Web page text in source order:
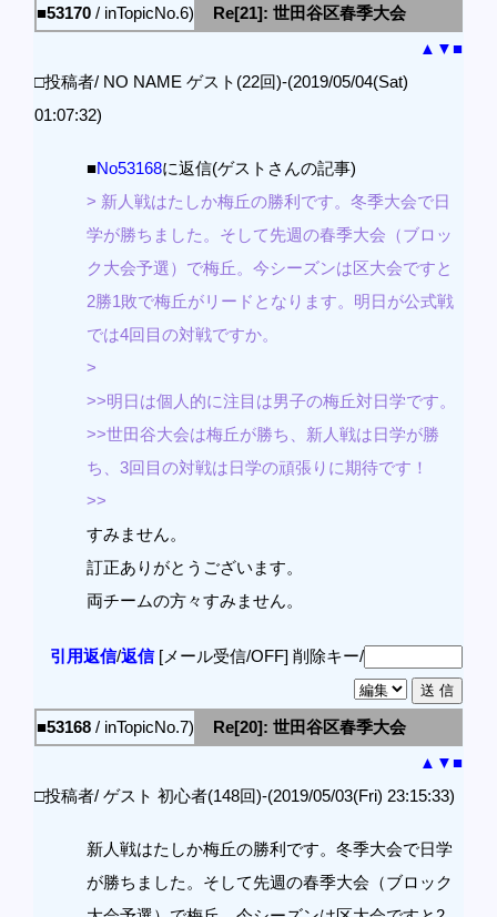
■53170 / inTopicNo.6)
Re[21]: 世田谷区春季大会
▲ ▼■
□投稿者/ NO NAME ゲスト(22回)-(2019/05/04(Sat)
01:07:32)
■No53168に返信(ゲストさんの記事)
> 新人戦はたしか梅丘の勝利です。冬季大会で日
学が勝ちました。そして先週の春季大会（ブロッ
ク大会予選）で梅丘。今シーズンは区大会ですと
2勝1敗で梅丘がリードとなります。明日が公式戦
では4回目の対戦ですか。
>
>>明日は個人的に注目は男子の梅丘対日学です。
>>世田谷大会は梅丘が勝ち、新人戦は日学が勝
ち、3回目の対戦は日学の頑張りに期待です！
>>
すみません。
訂正ありがとうございます。
両チームの方々すみません。
引用返信/返信[メール受信/OFF] 削除キー/
■53168 / inTopicNo.7)
Re[20]: 世田谷区春季大会
▲ ▼■
□投稿者/ ゲスト 初心者(148回)-(2019/05/03(Fri) 23:15:33)
新人戦はたしか梅丘の勝利です。冬季大会で日学
が勝ちました。そして先週の春季大会（ブロック